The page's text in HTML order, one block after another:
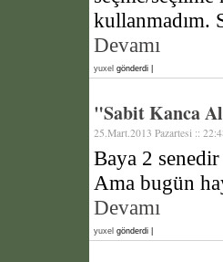
kullanmadım.
Devamı
yuxel gönderdi |
"Sabit Kanca
25.Mart.2013 Pazartesi ::
Baya 2
Ama bugün
Devamı
yuxel gönderdi |